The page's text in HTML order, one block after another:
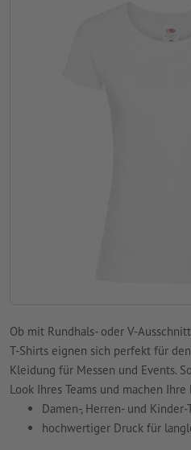
Ob mit Rundhals- oder V-
T-Shirts eignen sich perfekt für
Kleidung für Messen und Events.
Look Ihres Teams und machen Ihre
Damen-, Herren- und
hochwertiger Druck für